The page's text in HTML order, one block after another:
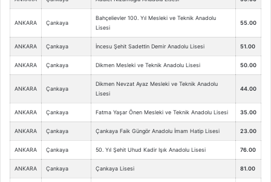
ANKARA Çankaya
Bahçelievler 100. Yıl Mesleki ve Teknik Anadolu
Lisesi
55.00
ANKARA Çankaya İncesu Şehit Sadettin Demir Anadolu Lisesi 51.00
ANKARA Çankaya Dikmen Mesleki ve Teknik Anadolu Lisesi 50.00
ANKARA Çankaya
Dikmen Nevzat Ayaz Mesleki ve Teknik Anadolu
Lisesi
44.00
ANKARA Çankaya Fatma Yaşar Önen Mesleki ve Teknik Anadolu Lisesi 35.00
ANKARA Çankaya Çankaya Faik Güngör Anadolu İmam Hatip Lisesi 23.00
ANKARA Çankaya 50. Yıl Şehit Uhud Kadir Işık Anadolu Lisesi 76.00
ANKARA Çankaya Çankaya Lisesi 81.00